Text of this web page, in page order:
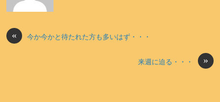
« 今か今かと待たれた方も多いはず・・・
»
来週に迫る・・・